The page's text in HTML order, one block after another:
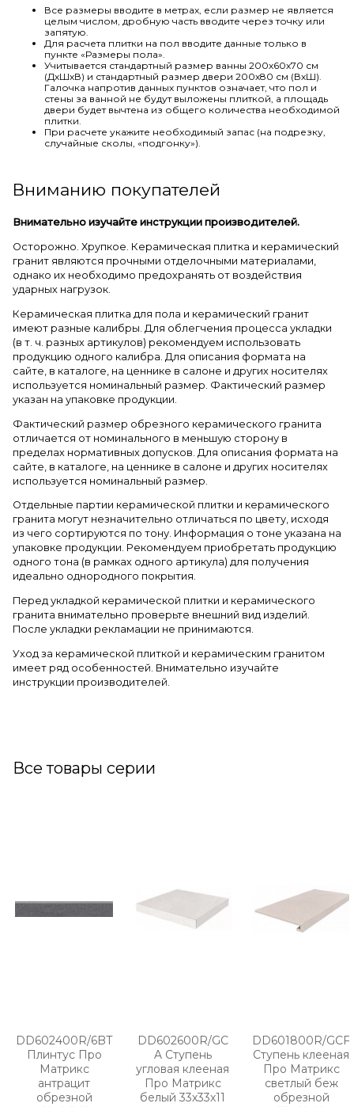
Все размеры вводите в метрах, если размер не является
целым числом, дробную часть вводите через точку или
запятую.
Для расчета плитки на пол вводите данные только в
пункте «Размеры пола».
Учитывается стандартный размер ванны 200х60х70 см
(ДхШхВ) и стандартный размер двери 200х80 см (ВхШ).
Галочка напротив данных пунктов означает, что пол и
стены за ванной не будут выложены плиткой, а площадь
двери будет вычтена из общего количества необходимой
плитки.
При расчете укажите необходимый запас (на подрезку,
случайные сколы, «подгонку»).
Вниманию покупателей
Внимательно изучайте инструкции производителей.
Осторожно. Хрупкое. Керамическая плитка и керамический
гранит являются прочными отделочными материалами,
однако их необходимо предохранять от воздействия
ударных нагрузок.
Керамическая плитка для пола и керамический гранит
имеют разные калибры. Для облегчения процесса укладки
(в т. ч. разных артикулов) рекомендуем использовать
продукцию одного калибра. Для описания формата на
сайте, в каталоге, на ценнике в салоне и других носителях
используется номинальный размер. Фактический размер
указан на упаковке продукции.
Фактический размер обрезного керамического гранита
отличается от номинального в меньшую сторону в
пределах нормативных допусков. Для описания формата на
сайте, в каталоге, на ценнике в салоне и других носителях
используется номинальный размер.
Отдельные партии керамической плитки и керамического
гранита могут незначительно отличаться по цвету, исходя
из чего сортируются по тону. Информация о тоне указана на
упаковке продукции. Рекомендуем приобретать продукцию
одного тона (в рамках одного артикула) для получения
идеально однородного покрытия.
Перед укладкой керамической плитки и керамического
гранита внимательно проверьте внешний вид изделий.
После укладки рекламации не принимаются.
Уход за керамической плиткой и керамическим гранитом
имеет ряд особенностей. Внимательно изучайте
инструкции производителей.
Все товары серии
DD602400R/6BT
Плинтус Про
Матрикс
антрацит
обрезной
DD602600R/GC
A Ступень
угловая клееная
Про Матрикс
белый 33х33х11
DD601800R/GCF
Ступень клееная
Про Матрикс
светлый беж
обрезной